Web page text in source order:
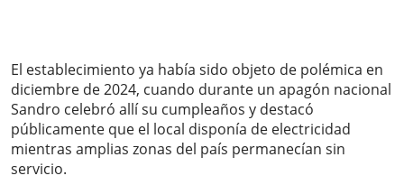
El establecimiento ya había sido objeto de polémica en
diciembre de 2024, cuando durante un apagón nacional
Sandro celebró allí su cumpleaños y destacó
públicamente que el local disponía de electricidad
mientras amplias zonas del país permanecían sin
servicio.